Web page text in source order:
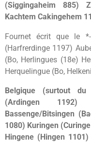
(Siggingaheim 885)
Kachtem Cakingehem
Fournet écrit que le
(Harfrerdinge 1197)
(Bo, Herlingues (18e)
Herquelingue (Bo,
Belgique (surtout
(Ardingen 1192)
Bassenge/Bitsingen
1080) Kuringen
Hingene (Hingen